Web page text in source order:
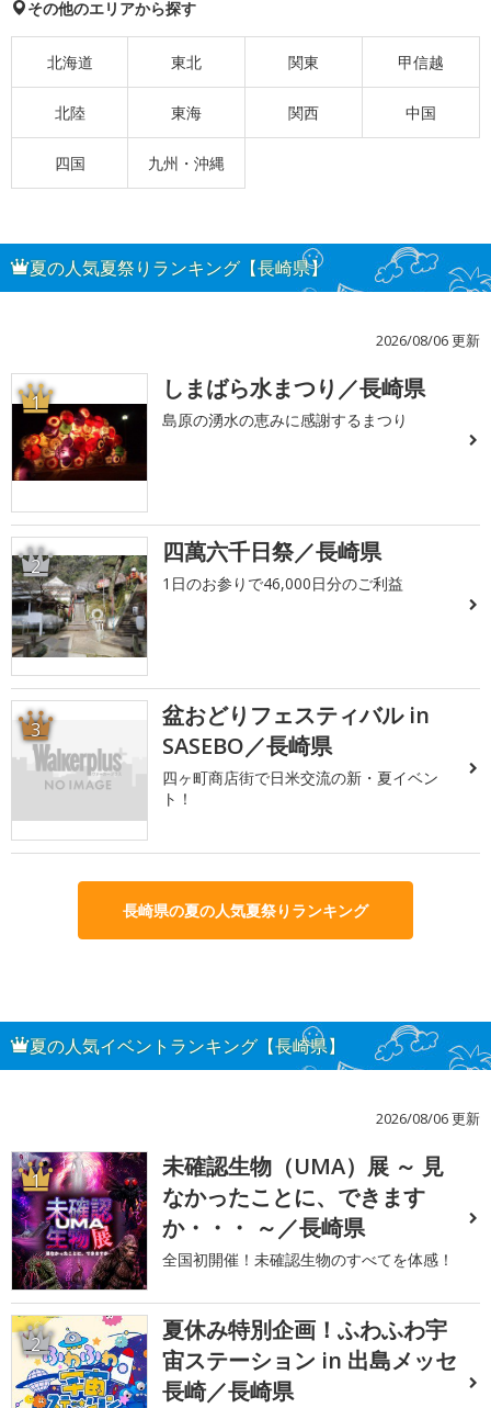
その他のエリアから探す
北海道 東北 関東 甲信越
北陸 東海 関西 中国
四国 九州・沖縄
夏の人気夏祭りランキング【長崎県】
2026/08/06 更新
1 しまばら水まつり／長崎県
島原の湧水の恵みに感謝するまつり
2 四萬六千日祭／長崎県
1日のお参りで46,000日分のご利益
3
盆おどりフェスティバル in
SASEBO／長崎県
四ヶ町商店街で日米交流の新・夏イベン
ト！
長崎県の夏の人気夏祭りランキング
夏の人気イベントランキング【長崎県】
2026/08/06 更新
1
未確認生物（UMA）展 ～ 見
なかったことに、できます
か・・・ ～／長崎県
全国初開催！未確認生物のすべてを体感！
2
夏休み特別企画！ふわふわ宇
宙ステーション in 出島メッセ
長崎／長崎県